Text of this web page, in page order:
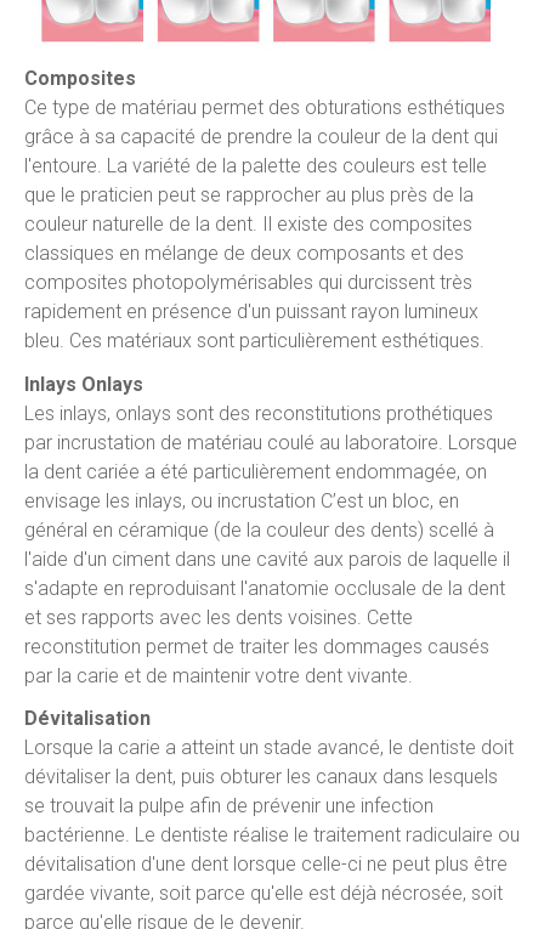
Composites
Ce type de matériau permet des obturations esthétiques
grâce à sa capacité de prendre la couleur de la dent qui
l'entoure. La variété de la palette des couleurs est telle
que le praticien peut se rapprocher au plus près de la
couleur naturelle de la dent. Il existe des composites
classiques en mélange de deux composants et des
composites photopolymérisables qui durcissent très
rapidement en présence d'un puissant rayon lumineux
bleu. Ces matériaux sont particulièrement esthétiques.
Inlays Onlays
Les inlays, onlays sont des reconstitutions prothétiques
par incrustation de matériau coulé au laboratoire. Lorsque
la dent cariée a été particulièrement endommagée, on
envisage les inlays, ou incrustation C’est un bloc, en
général en céramique (de la couleur des dents) scellé à
l'aide d'un ciment dans une cavité aux parois de laquelle il
s'adapte en reproduisant l'anatomie occlusale de la dent
et ses rapports avec les dents voisines. Cette
reconstitution permet de traiter les dommages causés
par la carie et de maintenir votre dent vivante.
Dévitalisation
Lorsque la carie a atteint un stade avancé, le dentiste doit
dévitaliser la dent, puis obturer les canaux dans lesquels
se trouvait la pulpe afin de prévenir une infection
bactérienne. Le dentiste réalise le traitement radiculaire ou
dévitalisation d'une dent lorsque celle-ci ne peut plus être
gardée vivante, soit parce qu'elle est déjà nécrosée, soit
parce qu'elle risque de le devenir.